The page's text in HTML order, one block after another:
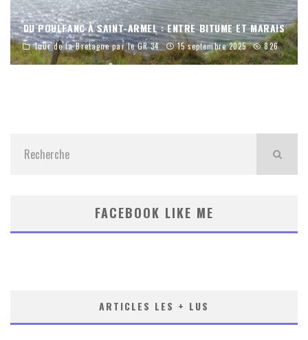
DU POULFANC À SAINT-ARMEL : ENTRE BITUME ET MARAIS
Tour de la Bretagne par le GR 34 15 septembre 2025 826
FACEBOOK LIKE ME
ARTICLES LES + LUS